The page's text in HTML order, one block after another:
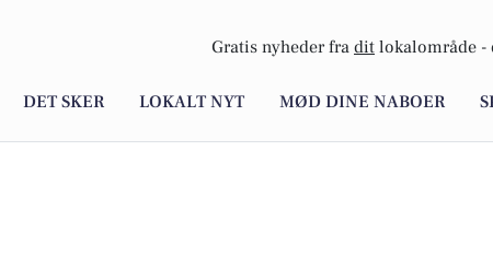
Gratis nyheder fra dit lokalområde -
DET SKER LOKALT NYT MØD DINE NABOER